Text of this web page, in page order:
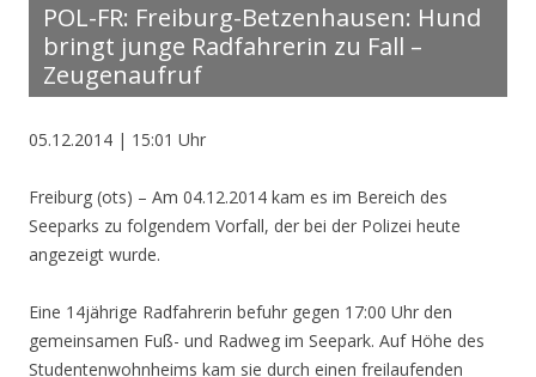
POL-FR: Freiburg-Betzenhausen: Hund
bringt junge Radfahrerin zu Fall –
Zeugenaufruf
05.12.2014 | 15:01 Uhr
Freiburg (ots) – Am 04.12.2014 kam es im Bereich des
Seeparks zu folgendem Vorfall, der bei der Polizei heute
angezeigt wurde.
Eine 14jährige Radfahrerin befuhr gegen 17:00 Uhr den
gemeinsamen Fuß- und Radweg im Seepark. Auf Höhe des
Studentenwohnheims kam sie durch einen freilaufenden